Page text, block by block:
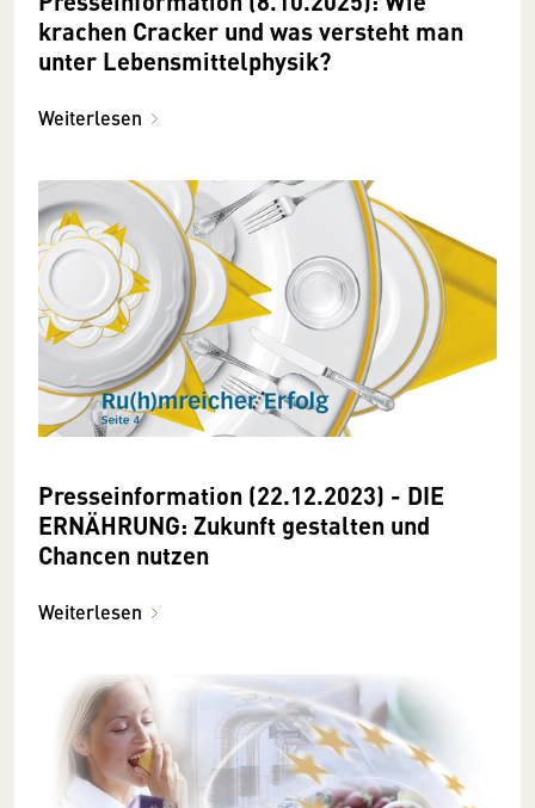
krachen Cracker und was versteht man
unter Lebensmittelphysik?
Weiterlesen
Presseinformation (22.12.2023) - DIE
ERNÄHRUNG: Zukunft gestalten und
Chancen nutzen
Weiterlesen